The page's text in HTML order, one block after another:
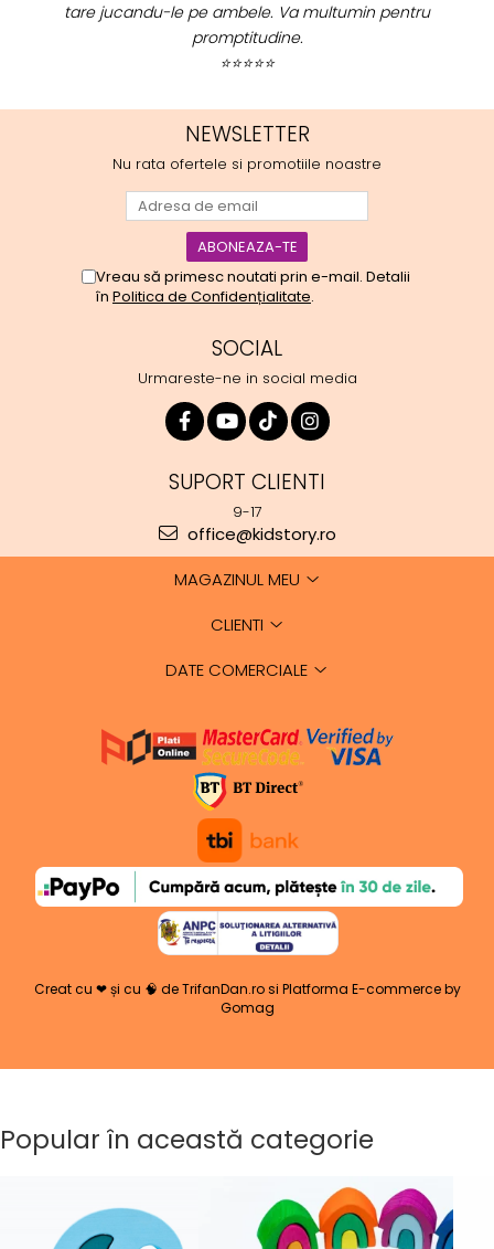
NEWSLETTER
Nu rata ofertele si promotiile noastre
Vreau să primesc noutati prin e-mail. Detalii
în Politica de Confidențialitate.
SOCIAL
Urmareste-ne in social media
SUPORT CLIENTI
9-17
office@kidstory.ro
MAGAZINUL MEU
CLIENTI
DATE COMERCIALE
Creat cu ❤ și cu 🧠 de TrifanDan.rosi Platforma E-commerce by
Gomag
Popular în această categorie